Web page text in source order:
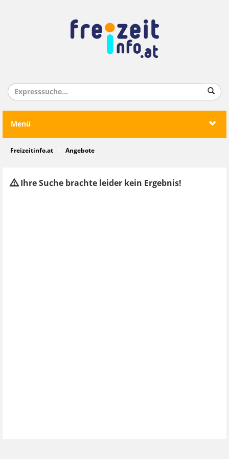
Menü
Freizeitinfo.at Angebote
Ihre Suche brachte leider kein Ergebnis!